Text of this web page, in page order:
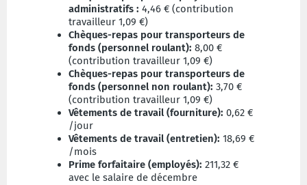
administratifs : 4,46 € (contribution
travailleur 1,09 €)
Chèques-repas pour transporteurs de
fonds (personnel roulant): 8,00 €
(contribution travailleur 1,09 €)
Chèques-repas pour transporteurs de
fonds (personnel non roulant): 3,70 €
(contribution travailleur 1,09 €)
Vêtements de travail (fourniture): 0,62 €
/jour
Vêtements de travail (entretien): 18,69 €
/mois
Prime forfaitaire (employés): 211,32 €
avec le salaire de décembre